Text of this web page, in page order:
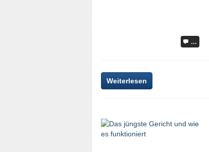
…
Weiterlesen